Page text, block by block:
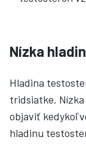
Nízka
Hladina
tridsiatke.
objaviť
hladinu